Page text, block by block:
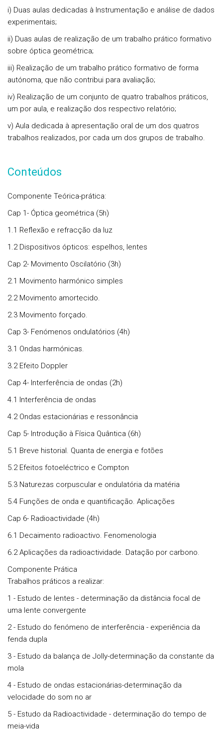
i) Duas aulas dedicadas à Instrumentação e análise de dados
experimentais;
ii) Duas aulas de realização de um trabalho prático formativo
sobre óptica geométrica;
iii) Realização de um trabalho prático formativo de forma
autónoma, que não contribui para avaliação;
iv) Realização de um conjunto de quatro trabalhos práticos,
um por aula, e realização dos respectivo relatório;
v) Aula dedicada à apresentação oral de um dos quatros
trabalhos realizados, por cada um dos grupos de trabalho.
Conteúdos
Componente Teórica-prática:
Cap 1- Óptica geométrica (5h)
1.1 Reflexão e refracção da luz
1.2 Dispositivos ópticos: espelhos, lentes
Cap 2- Movimento Oscilatório (3h)
2.1 Movimento harmónico simples
2.2 Movimento amortecido.
2.3 Movimento forçado.
Cap 3- Fenómenos ondulatórios (4h)
3.1 Ondas harmónicas.
3.2 Efeito Doppler
Cap 4- Interferência de ondas (2h)
4.1 Interferência de ondas
4.2 Ondas estacionárias e ressonância
Cap 5- Introdução à Física Quântica (6h)
5.1 Breve historial. Quanta de energia e fotões
5.2 Efeitos fotoeléctrico e Compton
5.3 Naturezas corpuscular e ondulatória da matéria
5.4 Funções de onda e quantificação. Aplicações
Cap 6- Radioactividade (4h)
6.1 Decaimento radioactivo. Fenomenologia
6.2 Aplicações da radioactividade. Datação por carbono.
Componente Prática
Trabalhos práticos a realizar:
1 - Estudo de lentes - determinação da distância focal de
uma lente convergente
2 - Estudo do fenómeno de interferência - experiência da
fenda dupla
3 - Estudo da balança de Jolly-determinação da constante da
mola
4 - Estudo de ondas estacionárias-determinação da
velocidade do som no ar
5 - Estudo da Radioactividade - determinação do tempo de
meia-vida